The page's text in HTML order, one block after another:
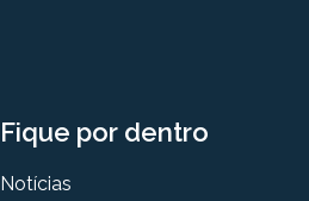
Fique por dentro
Notícias